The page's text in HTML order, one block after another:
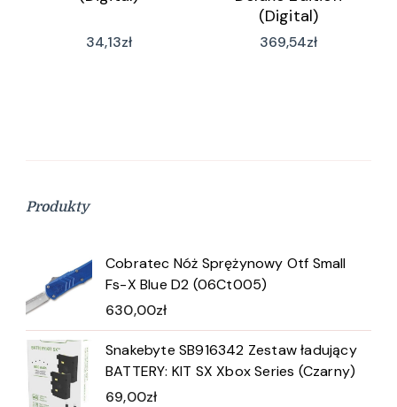
34,13zł
(Digital)
369,54zł
Produkty
Cobratec Nóż Sprężynowy Otf Small
Fs-X Blue D2 (06Ct005)
630,00zł
Snakebyte SB916342 Zestaw ładujący
BATTERY: KIT SX Xbox Series (Czarny)
69,00zł